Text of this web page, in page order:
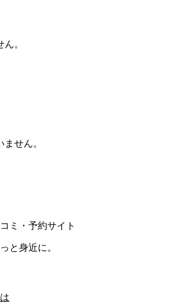
。
せん。
ミ・予約サイト
と身近に。